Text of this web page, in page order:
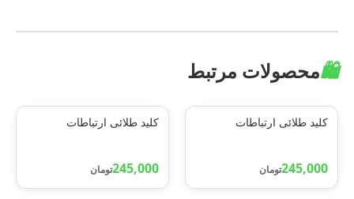
🛍️محصولات مرتبط
کلید طلائی ارتباطات
245,000تومان
کلید طلائی ارتباطات
245,000تومان